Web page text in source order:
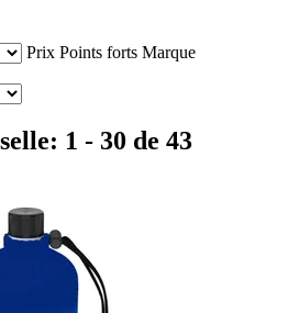
Prix Points forts Marque
1 - 30 de 43